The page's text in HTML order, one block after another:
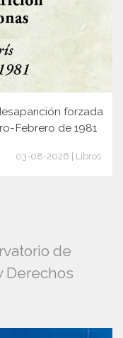
forzada
Febrero de 1981
03-08-2026 | Libros
de
Derechos